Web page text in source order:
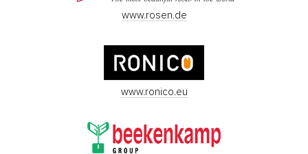
www.rosen.de
www.ronico.eu